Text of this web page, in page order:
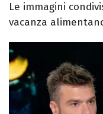
Le immagini
vacanza